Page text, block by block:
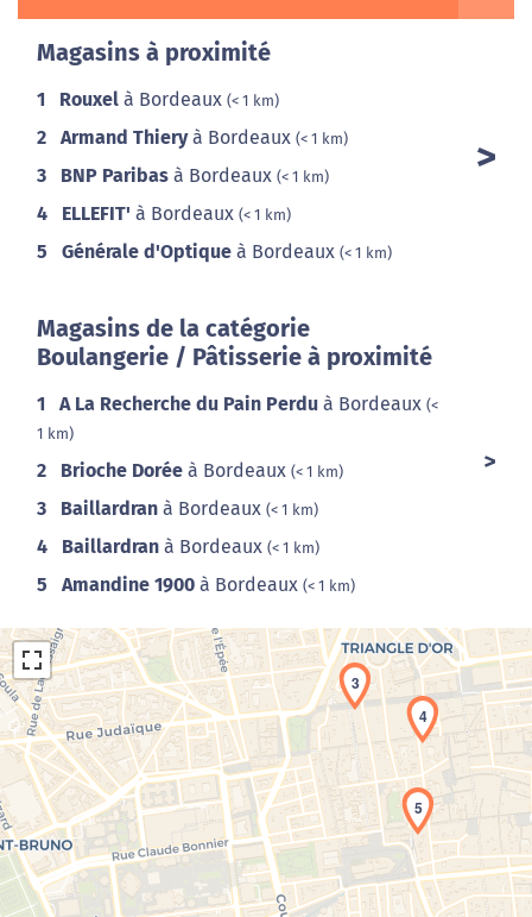
Magasins à proximité
1 Rouxel à Bordeaux (< 1 km)
2 Armand Thieryà Bordeaux (< 1 km)
3 BNP Paribas à Bordeaux (< 1 km)
4 ELLEFIT' à Bordeaux (< 1 km)
5 Générale d'Optique à Bordeaux (< 1 km)
Magasins de la catégorie
Boulangerie / Pâtisserie à proximité
1 A La Recherche du Pain Perdu à Bordeaux (<
1 km)
2 Brioche Dorée à Bordeaux (< 1 km)
3 Baillardran à Bordeaux (< 1 km)
4 Baillardran à Bordeaux (< 1 km)
5 Amandine 1900 à Bordeaux (< 1 km)
Chargement de la carte en cours...
3
4
5